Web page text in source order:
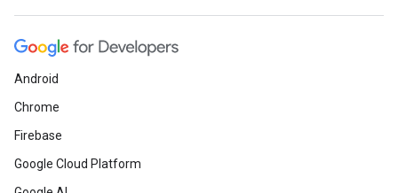
Android
Chrome
Firebase
Google Cloud Platform